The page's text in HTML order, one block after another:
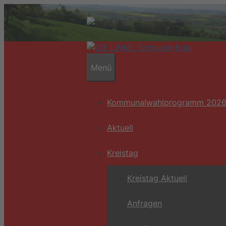
Zum
Inhalt
Menü
Kommunalwahlprogramm 2026
Aktuell
Kreistag
Kreistag Aktuell
Anfragen